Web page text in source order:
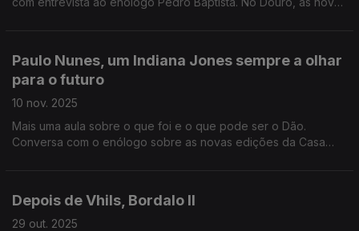
Paulo Nunes, um Indiana Jones sempre a olhar
para o futuro
10 nov. 2025
Mais uma aula sobre o que foi e o que pode ser o Dão.
Conversa com o enólogo sobre as novas edições da Casa
Depois de Vhils, Bordalo II
29 out. 2025